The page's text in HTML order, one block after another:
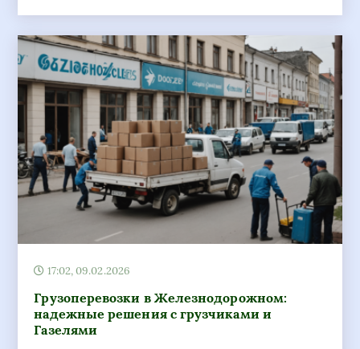
17:02, 09.02.2026
Грузоперевозки в Железнодорожном:
надежные решения с грузчиками и
Газелями